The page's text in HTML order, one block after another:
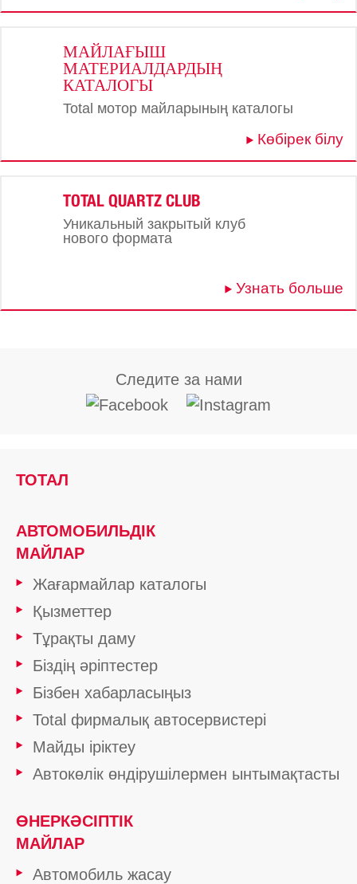
МАЙЛАҒЫШ
МАТЕРИАЛДАРДЫҢ
КАТАЛОГЫ
Total мотор майларының каталогы
Көбірек білу
TOTAL QUARTZ CLUB
Уникальный закрытый клуб
нового формата
Узнать больше
Следите за нами
ТОТАЛ
АВТОМОБИЛЬДІК
МАЙЛАР
Жағармайлар каталогы
Қызметтер
Тұрақты даму
Біздің әріптестер
Бізбен хабарласыңыз
Total фирмалық автосервистері
Майды іріктеу
Автокөлік өндірушілермен ынтымақтасты
ӨНЕРКӘСІПТІК
МАЙЛАР
Автомобиль жасау